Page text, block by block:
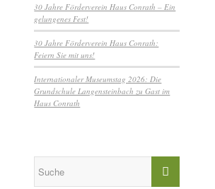
30 Jahre Förderverein Haus Conrath – Ein
gelungenes Fest!
30 Jahre Förderverein Haus Conrath:
Feiern Sie mit uns!
Internationaler Museumstag 2026: Die
Grundschule Langensteinbach zu Gast im
Haus Conrath